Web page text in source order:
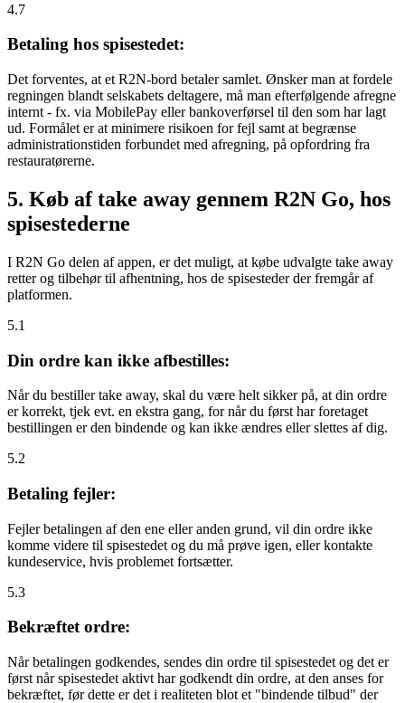
4.7
Betaling hos spisestedet:
Det forventes, at et R2N-bord betaler samlet. Ønsker man at fordele
regningen blandt selskabets deltagere, må man efterfølgende afregne
internt - fx. via MobilePay eller bankoverførsel til den som har lagt
ud. Formålet er at minimere risikoen for fejl samt at begrænse
administrationstiden forbundet med afregning, på opfordring fra
restauratørerne.
5. Køb af take away gennem R2N Go, hos
spisestederne
I R2N Go delen af appen, er det muligt, at købe udvalgte take away
retter og tilbehør til afhentning, hos de spisesteder der fremgår af
platformen.
5.1
Din ordre kan ikke afbestilles:
Når du bestiller take away, skal du være helt sikker på, at din ordre
er korrekt, tjek evt. en ekstra gang, for når du først har foretaget
bestillingen er den bindende og kan ikke ændres eller slettes af dig.
5.2
Betaling fejler:
Fejler betalingen af den ene eller anden grund, vil din ordre ikke
komme videre til spisestedet og du må prøve igen, eller kontakte
kundeservice, hvis problemet fortsætter.
5.3
Bekræftet ordre:
Når betalingen godkendes, sendes din ordre til spisestedet og det er
først når spisestedet aktivt har godkendt din ordre, at den anses for
bekræftet, før dette er det i realiteten blot et "bindende tilbud" der